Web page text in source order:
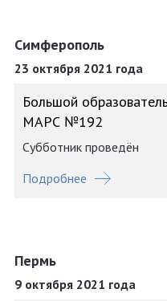
Симферополь
23 октября 2021 года
Большой
МАРС №192
Субботник проведён
Подробнее
Пермь
9 октября 2021 года